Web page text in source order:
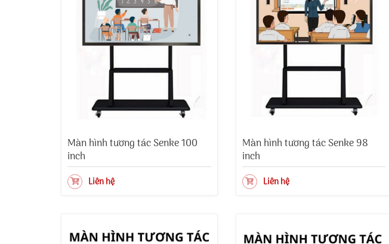
Màn hình tương tác Senke 100
inch
Liên hệ
Màn hình tương tác Senke 98
inch
Liên hệ